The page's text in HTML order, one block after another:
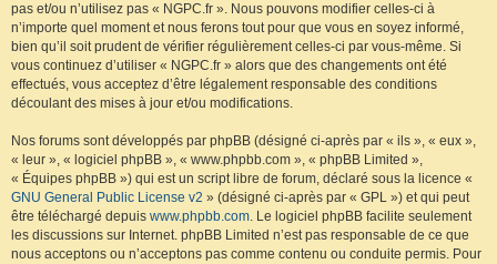
pas et/ou n’utilisez pas « NGPC.fr ». Nous pouvons modifier celles-ci à
n’importe quel moment et nous ferons tout pour que vous en soyez informé,
bien qu’il soit prudent de vérifier régulièrement celles-ci par vous-même. Si
vous continuez d’utiliser « NGPC.fr » alors que des changements ont été
effectués, vous acceptez d’être légalement responsable des conditions
découlant des mises à jour et/ou modifications.
Nos forums sont développés par phpBB (désigné ci-après par « ils », « eux »,
« leur », « logiciel phpBB », « www.phpbb.com », « phpBB Limited »,
« Équipes phpBB ») qui est un script libre de forum, déclaré sous la licence «
GNU General Public License v2 » (désigné ci-après par « GPL ») et qui peut
être téléchargé depuis www.phpbb.com. Le logiciel phpBB facilite seulement
les discussions sur Internet. phpBB Limited n’est pas responsable de ce que
nous acceptons ou n’acceptons pas comme contenu ou conduite permis. Pour